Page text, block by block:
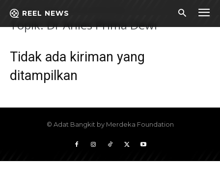
REEL NEWS
Beranda Topik
Topik: Dr Anies Prima Dewi
Tidak ada kiriman yang
ditampilkan
© Adat Bangkit by Merdeka Foundation